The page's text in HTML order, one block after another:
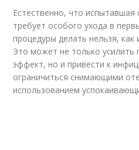
Естественно, что испытавшая
требует особого ухода в
процедуры делать нельзя, как
Это может не только усилить
эффект, но и привести к
ограничиться снимающими
использованием